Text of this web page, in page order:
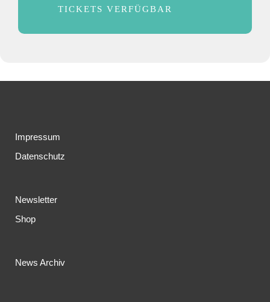
TICKETS VERFÜGBAR
Impressum
Datenschutz
Newsletter
Shop
News Archiv